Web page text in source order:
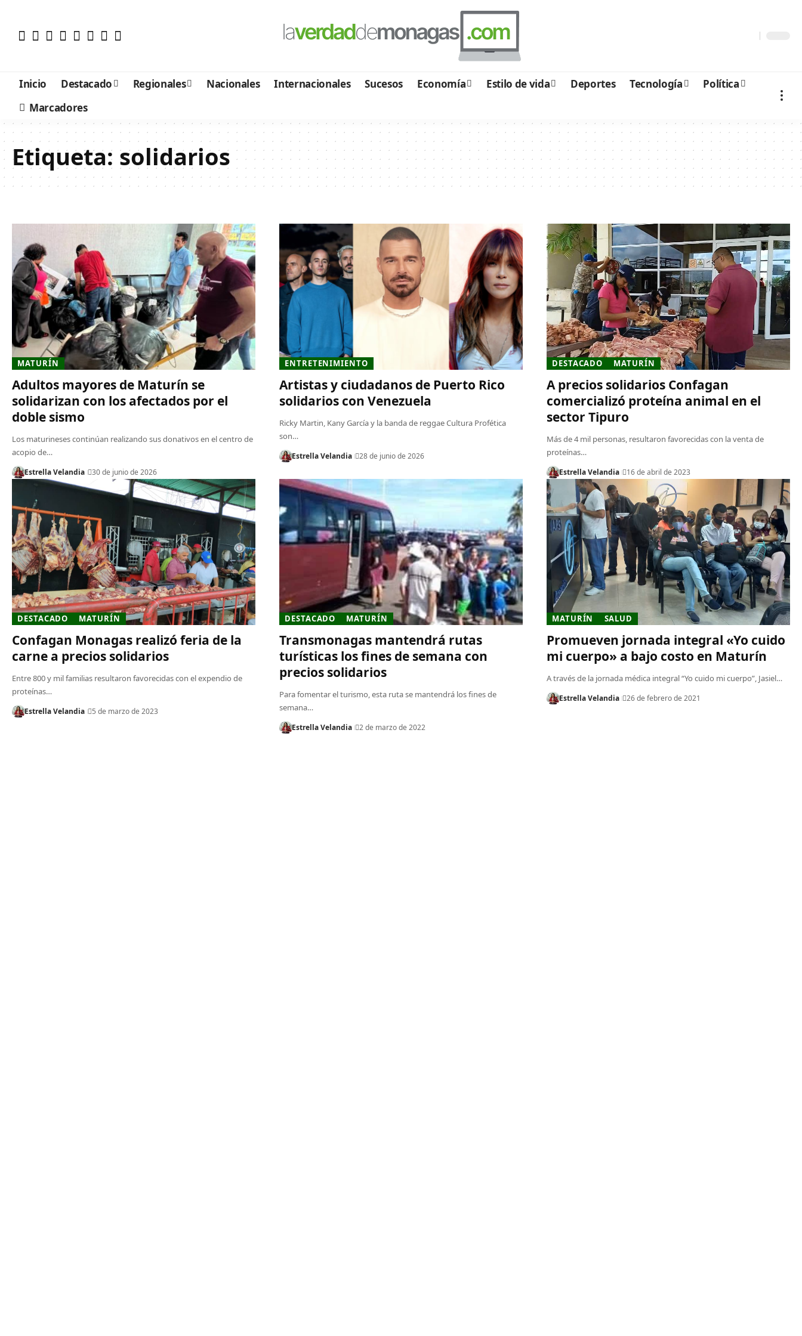
Inicio Destacado Regionales Nacionales Internacionales Sucesos Economía Estilo de vida Deportes Tecnología
Política
Marcadores
Etiqueta: solidarios
MATURÍN
​Adultos mayores de Maturín se
solidarizan con los afectados por el
doble sismo
​Los maturineses continúan realizando sus donativos en el centro de
acopio de…
Estrella Velandia 30 de junio de 2026
ENTRETENIMIENTO
Artistas y ciudadanos de Puerto Rico
solidarios con Venezuela
Ricky Martin, Kany García y la banda de reggae Cultura Profética
son…
Estrella Velandia 28 de junio de 2026
DESTACADO MATURÍN
A precios solidarios Confagan
comercializó proteína animal en el
sector Tipuro
Más de 4 mil personas, resultaron favorecidas con la venta de
proteínas…
Estrella Velandia 16 de abril de 2023
DESTACADO MATURÍN
Confagan Monagas realizó feria de la
carne a precios solidarios
Entre 800 y mil familias resultaron favorecidas con el expendio de
proteínas…
Estrella Velandia 5 de marzo de 2023
DESTACADO MATURÍN
Transmonagas mantendrá rutas
turísticas los fines de semana con
precios solidarios
Para fomentar el turismo, esta ruta se mantendrá los fines de
semana…
Estrella Velandia 2 de marzo de 2022
MATURÍN SALUD
Promueven jornada integral «Yo cuido
mi cuerpo» a bajo costo en Maturín
A través de la jornada médica integral “Yo cuido mi cuerpo”, Jasiel…
Estrella Velandia 26 de febrero de 2021